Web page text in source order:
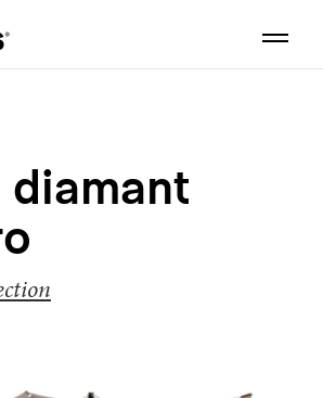
diamant